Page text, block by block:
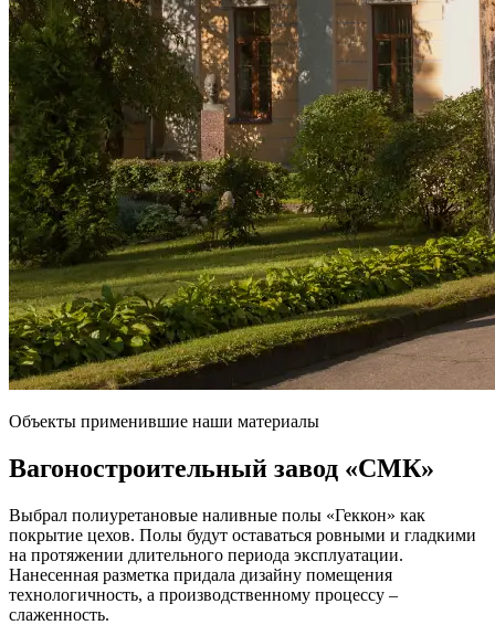
Объекты применившие наши материалы
Вагоностроительный завод «СМК»
Выбрал полиуретановые наливные полы «Геккон» как
покрытие цехов. Полы будут оставаться ровными и гладкими
на протяжении длительного периода эксплуатации.
Нанесенная разметка придала дизайну помещения
технологичность, а производственному процессу –
слаженность.